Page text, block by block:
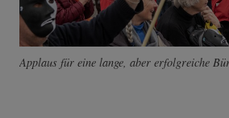
Applaus für eine lange, aber erfolgreiche